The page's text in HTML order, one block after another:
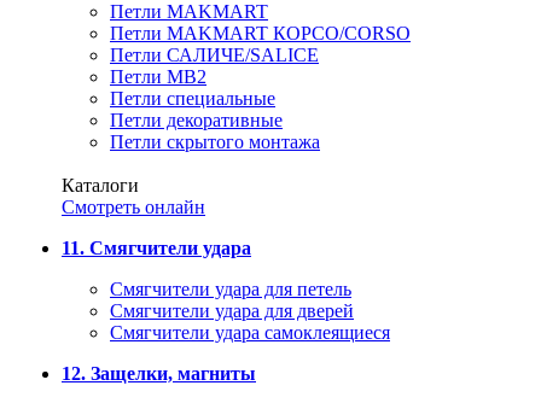
Петли MAKMART
Петли MAKMART КОРСО/CORSO
Петли САЛИЧЕ/SALICE
Петли MB2
Петли специальные
Петли декоративные
Петли скрытого монтажа
Каталоги
Смотреть онлайн
11. Смягчители удара
Смягчители удара для петель
Смягчители удара для дверей
Cмягчители удара самоклеящиеся
12. Защелки, магниты